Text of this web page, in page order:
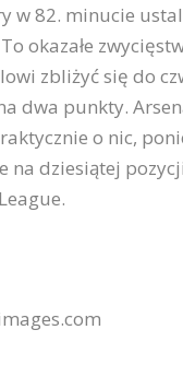
w 82. minucie
okazałe
zbliżyć się do
dwa punkty.
o nic,
na dziesiątej